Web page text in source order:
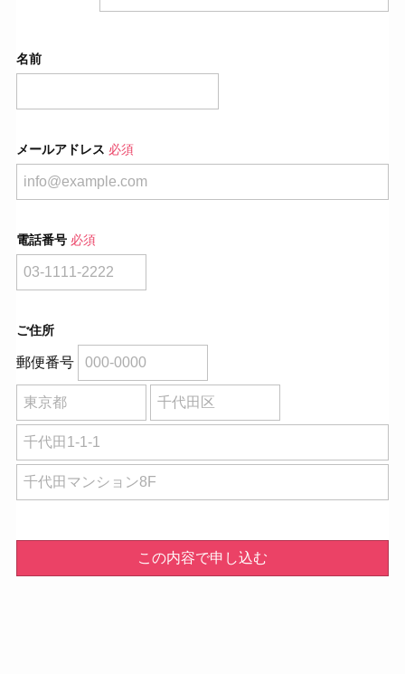
名前
メールアドレス 必須
電話番号 必須
ご住所
郵便番号
この内容で申し込む